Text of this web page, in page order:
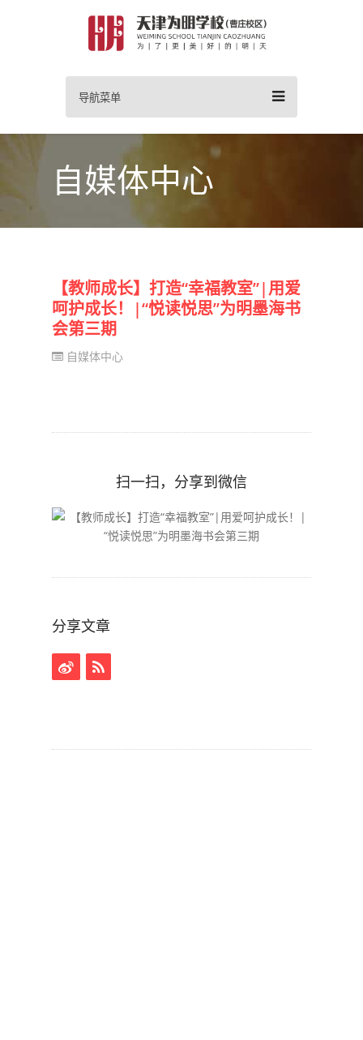
导航菜单
自媒体中心
【教师成长】打造“幸福教室”|用爱
呵护成长！|“悦读悦思”为明墨海书
会第三期
自媒体中心
扫一扫，分享到微信
分享文章